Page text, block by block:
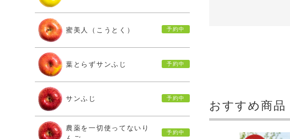
おすすめ商品
蜜美人（こうとく）
葉とらずサンふじ
サンふじ
農薬を一切使ってないり